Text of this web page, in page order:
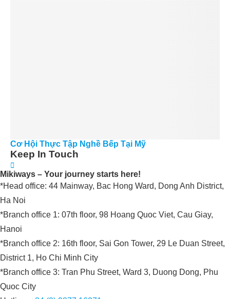
Cơ Hội Thực Tập Nghề Bếp Tại Mỹ
Keep In Touch
Mikiways – Your journey starts here!
*Head office: 44 Mainway, Bac Hong Ward, Dong Anh District,
Ha Noi
*Branch office 1: 07th floor, 98 Hoang Quoc Viet, Cau Giay,
Hanoi
*Branch office 2: 16th floor, Sai Gon Tower, 29 Le Duan Street,
District 1, Ho Chi Minh City
*Branch office 3: Tran Phu Street, Ward 3, Duong Dong, Phu
Quoc City